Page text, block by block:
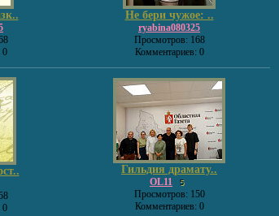
0
Не бери чужое: ..
ryabina080325
Просмотров: 168
Комментариев: 0
0
Гильдия драмату..
OL11 5
Просмотров: 150
Комментариев: 0